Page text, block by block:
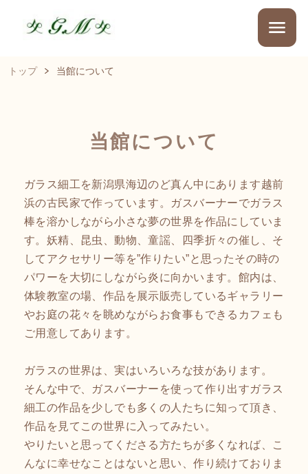
トップ 当館について
当館について
ガラス細工を新潟県海辺のど真ん中にあります越前
浜の古民家で作っています。ガスバーナーでガラス
棒を溶かしながら小さな夢の世界を作品にしていま
す。妖精、昆虫、動物、童謡、四季折々の催し、そ
してアクセサリー等を”作りたい”と思ったその時の
パワーを大切にしながら炎に向かいます。館内は、
体験教室の場、作品を展示販売しているギャラリー
やお庭の花々を眺めながらお食事もできるカフェも
ご用意してあります。
ガラスの世界は、実はいろいろな技があります。
そんな中で、ガスバーナーを使って作り出すガラス
細工の作品を少しでも多くの人たちに知って頂き、
作品を見てこの世界に入ってみたい。
やりたいと思ってくださる方たちが多くなれば、こ
んなに幸せなことはないと思い、作り続けておりま